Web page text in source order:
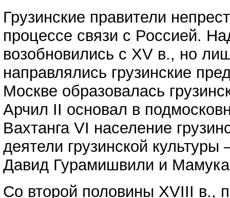
Грузинские правители
процессе связи с Россией.
возобновились с XV в., но
направлялись грузинские
Москве образовалась
Арчил II основал в
Вахтанга VI население
деятели грузинской
Давид Гурамишвили и
Со второй половины XVIII в.,